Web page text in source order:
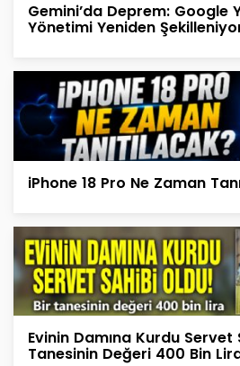
Gemini’da Deprem: Google
Yönetimi Yeniden
iPhone 18 Pro Ne Zaman
Evinin Damına Kurdu Servet
Tanesinin Değeri 400 Bin